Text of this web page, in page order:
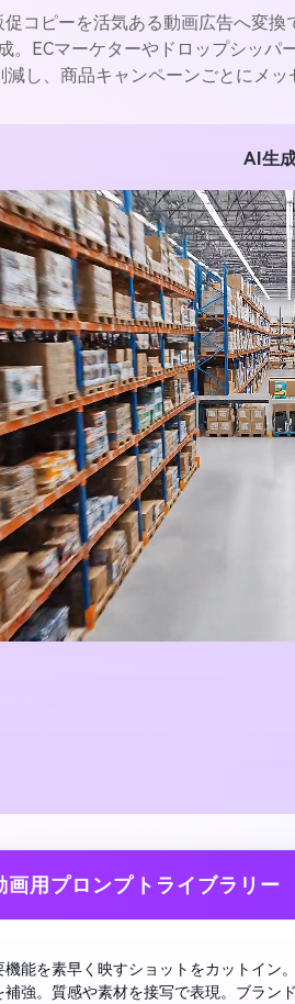
コピーを活気ある動画広告へ変
ECマーケターやドロップシッパ
し、商品キャンペーンごとにメッ
AI生
画用プロンプトライブラリー
能を素早く映すショットをカットイン
強。質感や素材を接写で表現。ブラン